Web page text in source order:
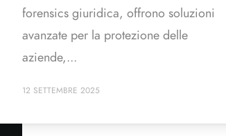
forensics giuridica, offrono soluzioni
avanzate per la protezione delle
aziende,...
12 SETTEMBRE 2025